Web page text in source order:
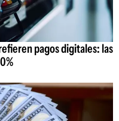
pagos digitales: las